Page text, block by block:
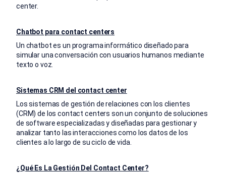
center.
Chatbot para contact centers
Un chatbot es un programa informático diseñado para
simular una conversación con usuarios humanos mediante
texto o voz.
Sistemas CRM del contact center
Los sistemas de gestión de relaciones con los clientes
(CRM) de los contact centers son un conjunto de soluciones
de software especializadas y diseñadas para gestionar y
analizar tanto las interacciones como los datos de los
clientes a lo largo de su ciclo de vida.
¿Qué Es La Gestión Del Contact Center?